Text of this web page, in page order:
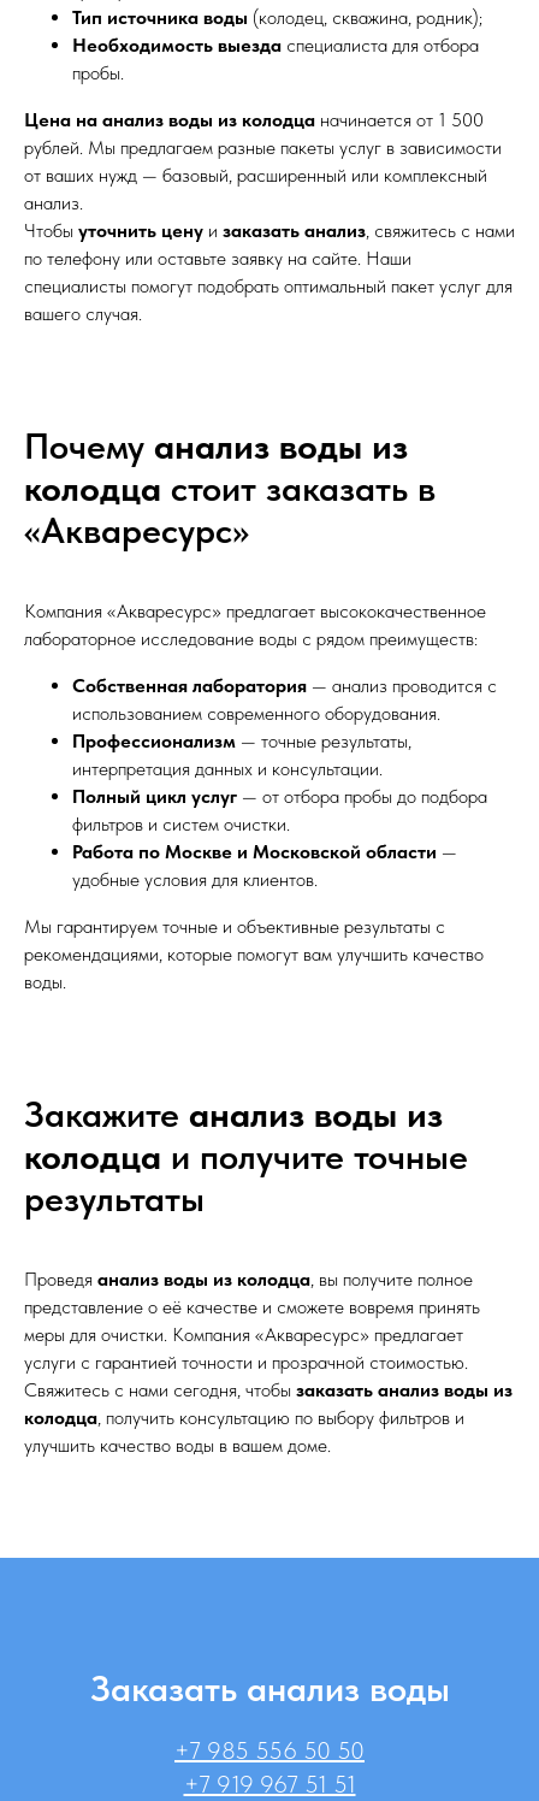
Тип источника воды (колодец, скважина, родник);
Необходимость выезда специалиста для отбора
пробы.
Цена на анализ воды из колодца начинается от 1 500
рублей. Мы предлагаем разные пакеты услуг в зависимости
от ваших нужд — базовый, расширенный или комплексный
анализ.
Чтобы уточнить цену и заказать анализ, свяжитесь с нами
по телефону или оставьте заявку на сайте. Наши
специалисты помогут подобрать оптимальный пакет услуг для
вашего случая.
Почему анализ воды из
колодца стоит заказать в
«Акваресурс»
Компания «Акваресурс» предлагает высококачественное
лабораторное исследование воды с рядом преимуществ:
Собственная лаборатория — анализ проводится с
использованием современного оборудования.
Профессионализм — точные результаты,
интерпретация данных и консультации.
Полный цикл услуг — от отбора пробы до подбора
фильтров и систем очистки.
Работа по Москве и Московской области —
удобные условия для клиентов.
Мы гарантируем точные и объективные результаты с
рекомендациями, которые помогут вам улучшить качество
воды.
Закажите анализ воды из
колодца и получите точные
результаты
Проведя анализ воды из колодца, вы получите полное
представление о её качестве и сможете вовремя принять
меры для очистки. Компания «Акваресурс» предлагает
услуги с гарантией точности и прозрачной стоимостью.
Свяжитесь с нами сегодня, чтобы заказать анализ воды из
колодца, получить консультацию по выбору фильтров и
улучшить качество воды в вашем доме.
Заказать анализ воды
+7 985 556 50 50
+7 919 967 51 51